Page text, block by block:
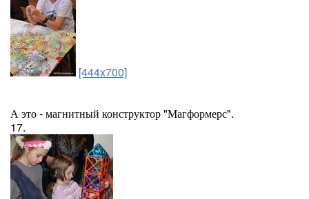
[444x700]
А это - магнитный конструктор "Магформерс".
17.